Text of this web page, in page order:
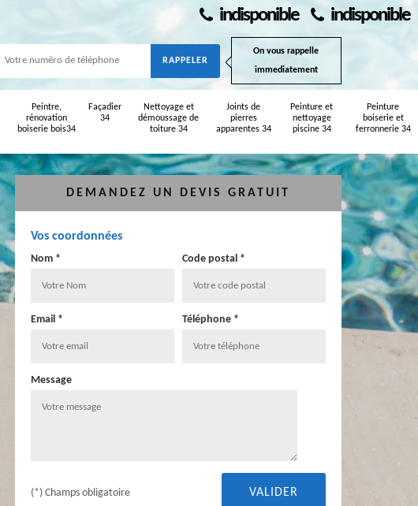
indisponible indisponible
On vous rappelle
immediatement
Peintre,
rénovation
boiserie bois34
Façadier
34
Nettoyage et
démoussage de
toiture 34
Joints de
pierres
apparentes 34
Peinture et
nettoyage
piscine 34
Peinture
boiserie et
ferronnerie 34
DEMANDEZ UN DEVIS GRATUIT
Vos coordonnées
Nom * Code postal *
Email * Téléphone *
Message
(*) Champs obligatoire